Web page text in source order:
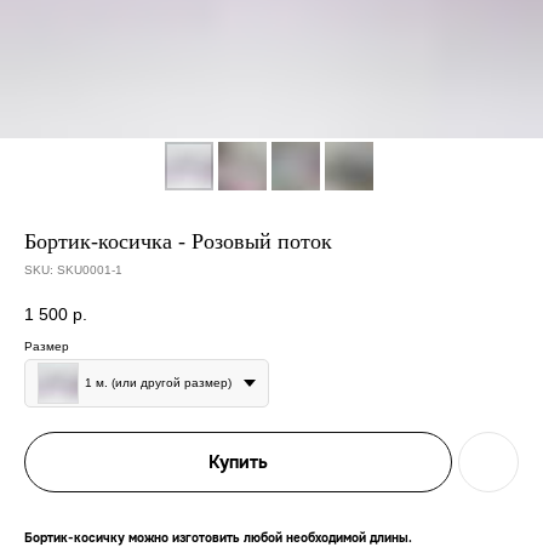
Бортик-косичка - Розовый поток
SKU: SKU0001-1
1 500 р.
Размер
1 м. (или другой размер)
Купить
Бортик-косичку можно изготовить любой необходимой длины.